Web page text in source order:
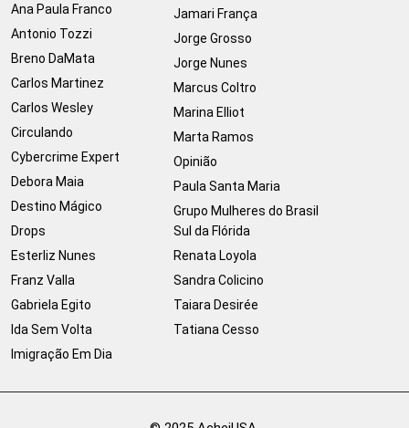
Ana Paula Franco
Antonio Tozzi
Breno DaMata
Carlos Martinez
Carlos Wesley
Circulando
Cybercrime Expert
Debora Maia
Destino Mágico
Drops
Esterliz Nunes
Franz Valla
Gabriela Egito
Ida Sem Volta
Imigração Em Dia
Jamari França
Jorge Grosso
Jorge Nunes
Marcus Coltro
Marina Elliot
Marta Ramos
Opinião
Paula Santa Maria
Grupo Mulheres do Brasil
Sul da Flórida
Renata Loyola
Sandra Colicino
Taiara Desirée
Tatiana Cesso